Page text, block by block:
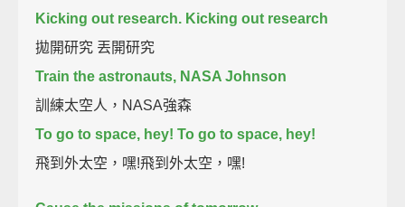
Kicking out research. Kicking out research
拋開研究 丟開研究
Train the astronauts, NASA Johnson
訓練太空人，NASA強森
To go to space, hey! To go to space, hey!
飛到外太空，嘿!飛到外太空，嘿!